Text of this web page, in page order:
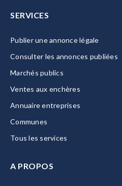
SERVICES
Publier une annonce légale
Consulter les annonces publiées
Marchés publics
Ventes aux enchères
Annuaire entreprises
Communes
Tous les services
A PROPOS